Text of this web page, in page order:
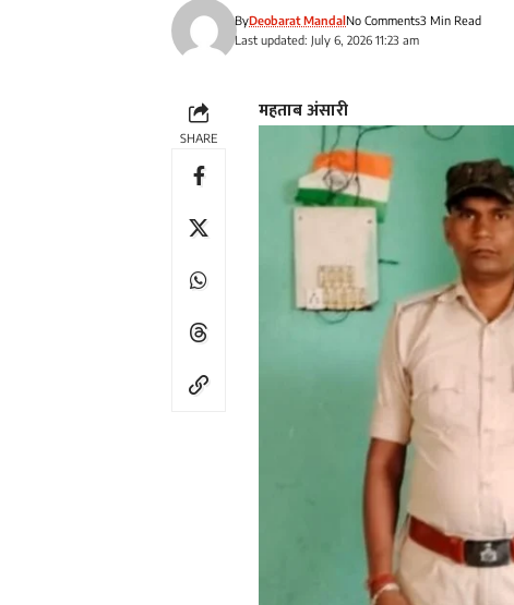
Last updated: July 6, 2026 11:23 am
ByDeobarat MandalNo Comments3 Min Read
SHARE
महताब अंसारी